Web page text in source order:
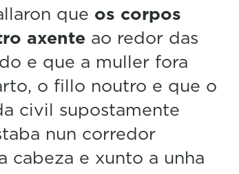
que os corpos
axente ao redor das
e que a muller fora
o fillo noutro e que o
civil supostamente
nun corredor
cabeza e xunto a unha